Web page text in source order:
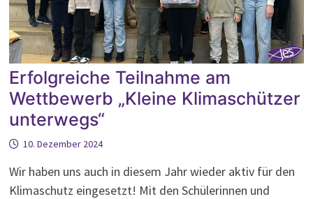
Erfolgreiche Teilnahme am
Wettbewerb „Kleine Klimaschützer
unterwegs“
10. Dezember 2024
Wir haben uns auch in diesem Jahr wieder aktiv für den
Klimaschutz eingesetzt! Mit den Schülerinnen und